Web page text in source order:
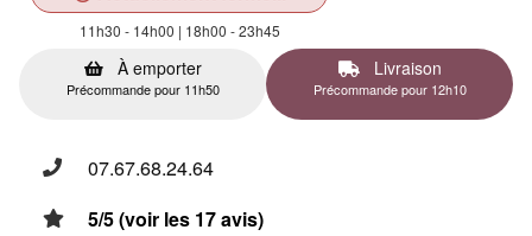
11h30 - 14h00 | 18h00 - 23h45
À emporter
Précommande pour 11h50
Livraison
Précommande pour 12h10
07.67.68.24.64
5/5 (voir les 17 avis)